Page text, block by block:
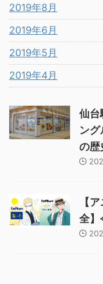
2019年8月
2019年6月
2019年5月
2019年4月
仙台
ン
の歴
【
全】